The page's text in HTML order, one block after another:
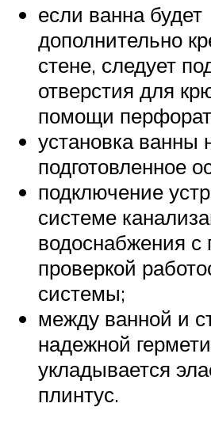
если ванна будет
дополнительно
стене, следует
отверстия для
помощи
установка ванны
подготовленное
подключение
системе
водоснабжения
проверкой
системы;
между ванной и
надежной
укладывается
плинтус.